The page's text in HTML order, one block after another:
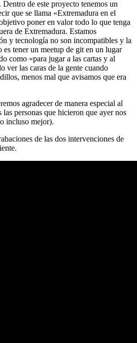
de este proyecto tenemos un
que se llama «Extremadura en el
poner en valor todo lo que tenga
de Extremadura. Estamos
y tecnología no son incompatibles y la
tener un meetup de git en un lugar
como «para jugar a las cartas y al
ver las caras de la gente cuando
menos mal que avisamos que era
agradecer de manera especial al
personas que hicieron que ayer nos
incluso mejor).
de las dos intervenciones de